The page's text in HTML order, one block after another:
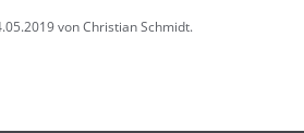
von Christian Schmidt.